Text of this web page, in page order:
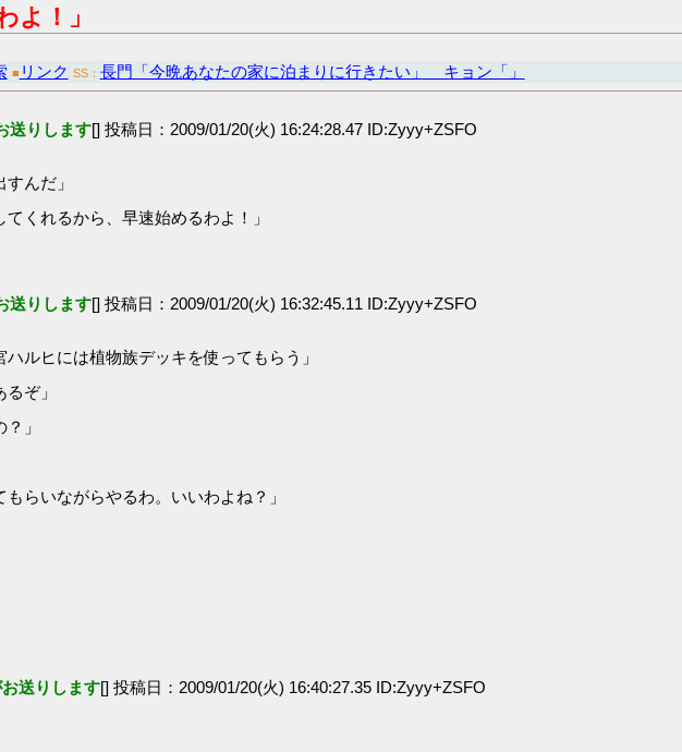
よ！」
■ リンク SS： 長門「今晩あなたの家に泊まりに行きたい」 キョン「」
送りします[] 投稿日：2009/01/20(火) 16:24:28.47 ID:Zyyy+ZSFO
んだ」
くれるから、早速始めるわよ！」
送りします[] 投稿日：2009/01/20(火) 16:32:45.11 ID:Zyyy+ZSFO
ルヒには植物族デッキを使ってもらう」
ぞ」
」
らいながらやるわ。いいわよね？」
送りします[] 投稿日：2009/01/20(火) 16:40:27.35 ID:Zyyy+ZSFO